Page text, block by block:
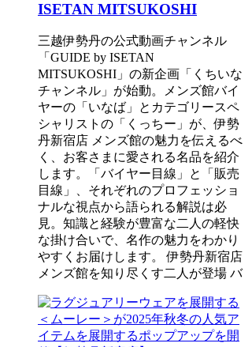
ISETAN MITSUKOSHI
三越伊勢丹の公式動画チャンネル
「GUIDE by ISETAN
MITSUKOSHI」の新企画「くちいな
チャンネル」が始動。メンズ館バイ
ヤーの「いなば」とカテゴリースペ
シャリストの「くっちー」が、伊勢
丹新宿店 メンズ館の魅力を伝えるべ
く、お客さまに愛される名品を紹介
します。「バイヤー目線」と「販売
目線」、それぞれのプロフェッショ
ナルな視点から語られる解説は必
見。知識と経験が豊富な二人の軽快
な掛け合いで、名作の魅力をわかり
やすくお届けします。 伊勢丹新宿店
メンズ館を知り尽くす二人が登場 バ